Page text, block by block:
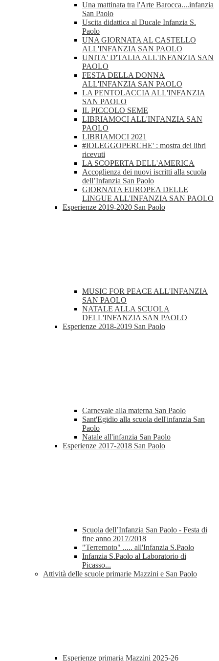
Una mattinata tra l'Arte Barocca....infanzia
San Paolo
Uscita didattica al Ducale Infanzia S.
Paolo
UNA GIORNATA AL CASTELLO
ALL'INFANZIA SAN PAOLO
UNITA' D'TALIA ALL'INFANZIA SAN
PAOLO
FESTA DELLA DONNA
ALL'INFANZIA SAN PAOLO
LA PENTOLACCIA ALL'INFANZIA
SAN PAOLO
IL PICCOLO SEME
LIBRIAMOCI ALL'INFANZIA SAN
PAOLO
LIBRIAMOCI 2021
#IOLEGGOPERCHE' : mostra dei libri
ricevuti
LA SCOPERTA DELL'AMERICA
Accoglienza dei nuovi iscritti alla scuola
dell’Infanzia San Paolo
GIORNATA EUROPEA DELLE
LINGUE ALL'INFANZIA SAN PAOLO
Esperienze 2019-2020 San Paolo
MUSIC FOR PEACE ALL'INFANZIA
SAN PAOLO
NATALE ALLA SCUOLA
DELL'INFANZIA SAN PAOLO
Esperienze 2018-2019 San Paolo
Carnevale alla materna San Paolo
Sant'Egidio alla scuola dell'infanzia San
Paolo
Natale all'infanzia San Paolo
Esperienze 2017-2018 San Paolo
Scuola dell’Infanzia San Paolo - Festa di
fine anno 2017/2018
"Terremoto" ..... all'Infanzia S.Paolo
Infanzia S.Paolo al Laboratorio di
Picasso...
Attività delle scuole primarie Mazzini e San Paolo
Esperienze primaria Mazzini 2025-26